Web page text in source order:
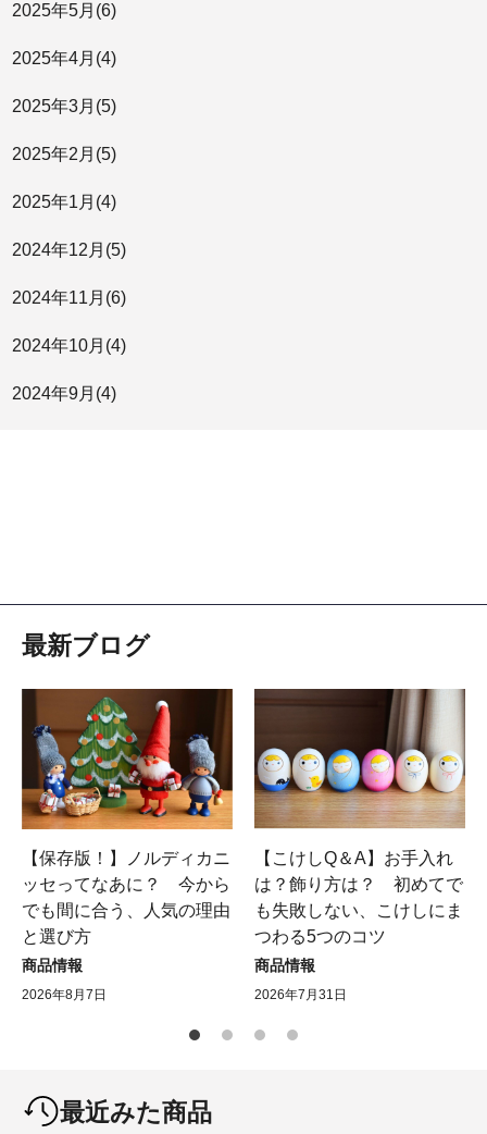
2025年5月 (6)
2025年4月 (4)
2025年3月 (5)
2025年2月 (5)
2025年1月 (4)
2024年12月 (5)
2024年11月 (6)
2024年10月 (4)
2024年9月 (4)
最新ブログ
【保存版！】ノルディカニ
ッセってなあに？ 今から
でも間に合う、人気の理由
と選び方
商品情報
2026年8月7日
【こけしQ＆A】お手入れ
は？飾り方は？ 初めてで
も失敗しない、こけしにま
つわる5つのコツ
商品情報
2026年7月31日
最近みた商品